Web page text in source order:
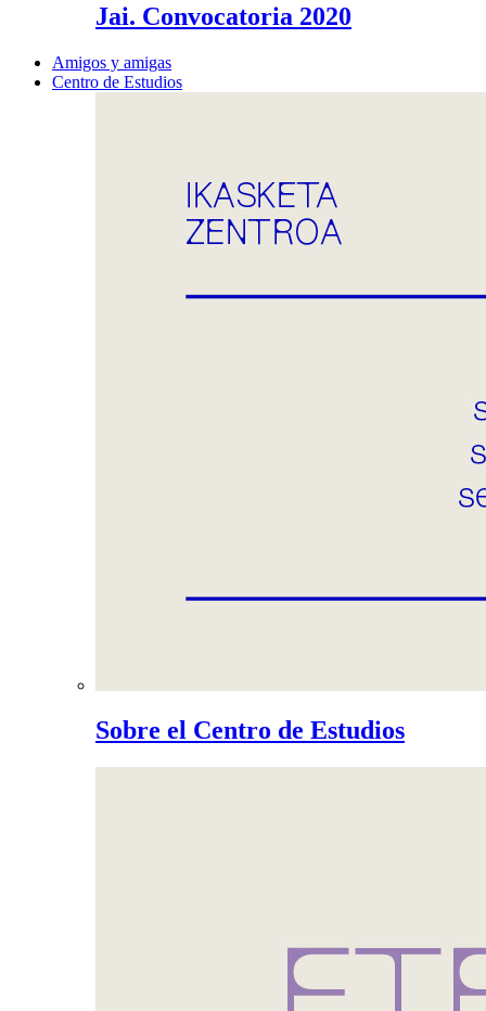
Jai. Convocatoria 2020
Amigos y amigas
Centro de Estudios
Sobre el Centro de Estudios